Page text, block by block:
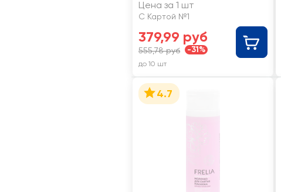
Цена за 1 шт
С Картой №1
379,99 руб
555,78 руб -31%
до 10 шт
4.7